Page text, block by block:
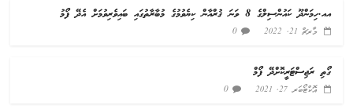
އއ.ހިމަންދޫ ކައުންސިލްގެ 8 ވަނަ ޤުރްއާން ކިޔެވުމުގެ މުބާރާތުގައި ބައިވެރިވުމަށް އެދޭ ފޯމު
މާރޗް 21, 2022 0
ގޯތި ރަޖިސްޓަރީކޮށްދޭ ފޯމް
އޮކްޓޯބަރ 27, 2021 0